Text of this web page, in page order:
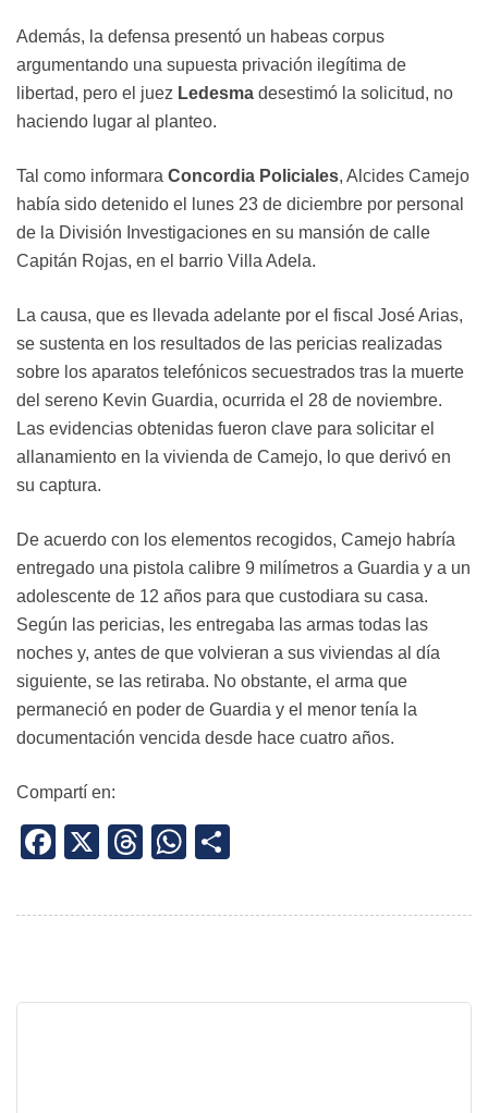
Además, la defensa presentó un habeas corpus
argumentando una supuesta privación ilegítima de
libertad, pero el juez Ledesma desestimó la solicitud, no
haciendo lugar al planteo.
Tal como informara Concordia Policiales, Alcides Camejo
había sido detenido el lunes 23 de diciembre por personal
de la División Investigaciones en su mansión de calle
Capitán Rojas, en el barrio Villa Adela.
La causa, que es llevada adelante por el fiscal José Arias,
se sustenta en los resultados de las pericias realizadas
sobre los aparatos telefónicos secuestrados tras la muerte
del sereno Kevin Guardia, ocurrida el 28 de noviembre.
Las evidencias obtenidas fueron clave para solicitar el
allanamiento en la vivienda de Camejo, lo que derivó en
su captura.
De acuerdo con los elementos recogidos, Camejo habría
entregado una pistola calibre 9 milímetros a Guardia y a un
adolescente de 12 años para que custodiara su casa.
Según las pericias, les entregaba las armas todas las
noches y, antes de que volvieran a sus viviendas al día
siguiente, se las retiraba. No obstante, el arma que
permaneció en poder de Guardia y el menor tenía la
documentación vencida desde hace cuatro años.
Compartí en:
Facebook
X Threads
WhatsApp